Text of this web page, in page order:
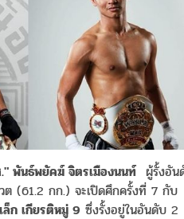
พันธ์พยัคฆ์ จิตรเมืองนนท์ ผู้รั้งอั
ต (61.2 กก.) จะเปิดศึกครั้งที่ 7 กับ
ก เกียรติหมู่ 9 ซึ่งรั้งอยู่ในอันดับ 2